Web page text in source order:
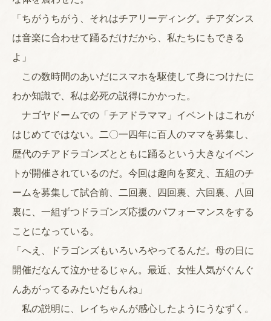
「ちがうちがう、それはチアリーディング。チアダンス
は音楽に合わせて踊るだけだから、私たちにもできる
よ」
この数時間のあいだにスマホを駆使して身につけたに
わか知識で、私は必死の説得にかかった。
ナゴヤドームでの「チアドラママ」イベントはこれが
はじめてではない。二〇一四年に百人のママを募集し、
歴代のチアドラゴンズとともに踊るという大きなイベン
トが開催されているのだ。今回は趣向を変え、五組のチ
ームを募集して試合前、二回裏、四回裏、六回裏、八回
裏に、一組ずつドラゴンズ応援のパフォーマンスをする
ことになっている。
「へえ、ドラゴンズもいろいろやってるんだ。母の日に
開催だなんて泣かせるじゃん。最近、女性人気がぐんぐ
んあがってるみたいだもんね」
私の説明に、レイちゃんが感心したようにうなずく。